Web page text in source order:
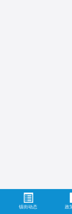
镇街动态 政